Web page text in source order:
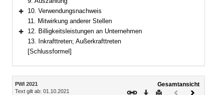
Bereich erweitern
10. Verwendungsnachweis
11. Mitwirkung anderer Stellen
Bereich erweitern
12. Billigkeitsleistungen an Unternehmen
13. Inkrafttreten; Außerkrafttreten
[Schlussformel]
Inhalt
PWI 2021
Text gilt ab: 01.10.2021
Gesamtansicht
Download
DruckenVorheriges